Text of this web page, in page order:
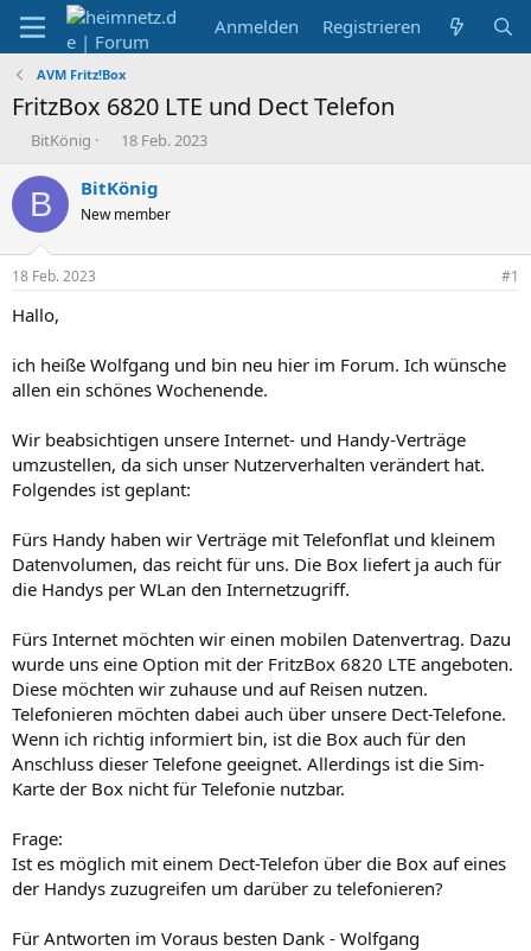
Anmelden Registrieren
AVM Fritz!Box
FritzBox 6820 LTE und Dect Telefon
E
s
e
r
BitKönig
E
s
e
t
18 Feb. 2023
B BitKönig
New member
18 Feb. 2023 #1
Hallo,
ich heiße Wolfgang und bin neu hier im Forum. Ich wünsche
allen ein schönes Wochenende.
Wir beabsichtigen unsere Internet- und Handy-Verträge
umzustellen, da sich unser Nutzerverhalten verändert hat.
Folgendes ist geplant:
Fürs Handy haben wir Verträge mit Telefonflat und kleinem
Datenvolumen, das reicht für uns. Die Box liefert ja auch für
die Handys per WLan den Internetzugriff.
Fürs Internet möchten wir einen mobilen Datenvertrag. Dazu
wurde uns eine Option mit der FritzBox 6820 LTE angeboten.
Diese möchten wir zuhause und auf Reisen nutzen.
Telefonieren möchten dabei auch über unsere Dect-Telefone.
Wenn ich richtig informiert bin, ist die Box auch für den
Anschluss dieser Telefone geeignet. Allerdings ist die Sim-
Karte der Box nicht für Telefonie nutzbar.
Frage:
Ist es möglich mit einem Dect-Telefon über die Box auf eines
der Handys zuzugreifen um darüber zu telefonieren?
Für Antworten im Voraus besten Dank - Wolfgang